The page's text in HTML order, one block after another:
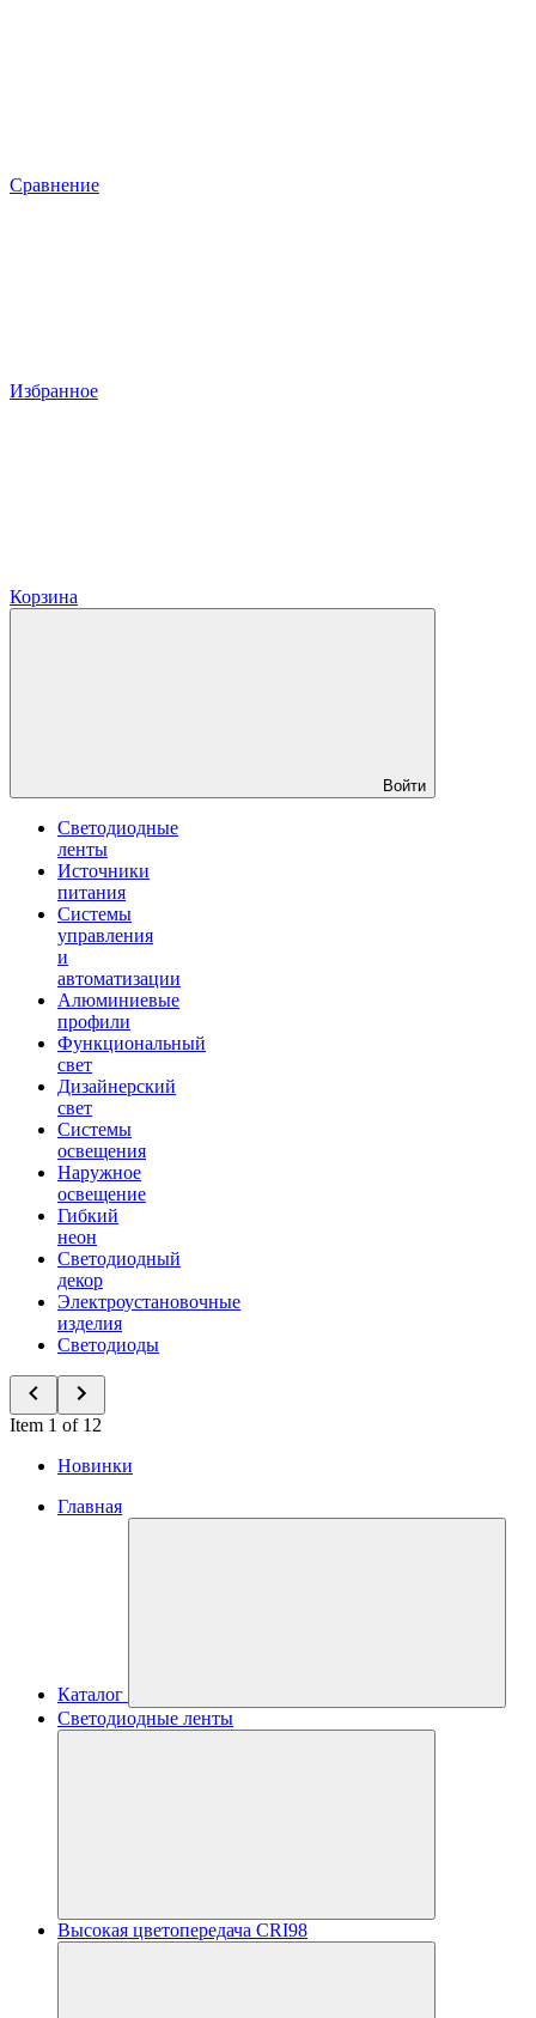
Сравнение
Избранное
Корзина
Войти
Светодиодные
ленты
Источники
питания
Системы
управления
и
автоматизации
Алюминиевые
профили
Функциональный
свет
Дизайнерский
свет
Системы
освещения
Наружное
освещение
Гибкий
неон
Светодиодный
декор
Электроустановочные
изделия
Светодиоды
Item 1 of 12
Новинки
Главная
Каталог
Светодиодные ленты
Высокая цветопередача CRI98